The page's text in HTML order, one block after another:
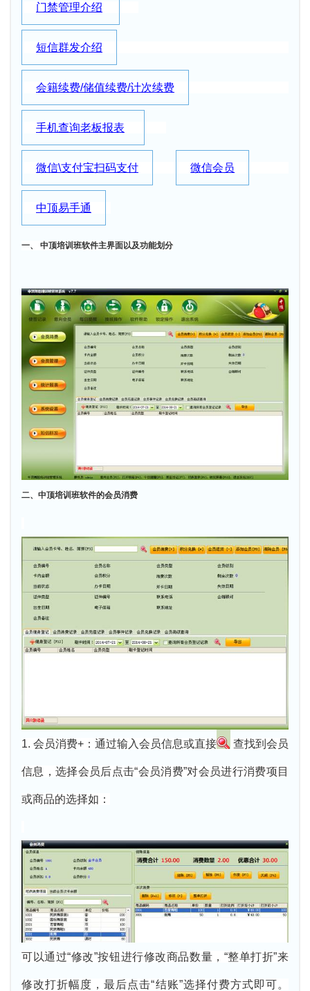
门禁管理介绍
短信群发介绍
会籍续费/储值续费/计次续费
手机查询老板报表
微信\支付宝扫码支付 微信会员
中顶易手通
一、 中顶培训班软件主界面以及功能划分
二、中顶培训班软件的会员消费
1. 会员消费+：通过输入会员信息或直接 查找到会员
信息，选择会员后点击“会员消费”对会员进行消费项目
或商品的选择如：
可以通过“修改”按钮进行修改商品数量，“整单打折”来
修改打折幅度，最后点击“结账”选择付费方式即可。